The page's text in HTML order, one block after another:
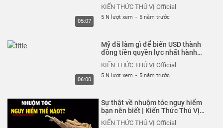
05:45
KIẾN THỨC THÚ VỊ Official
6 N lượt xem - 5 năm trước
05:08
Tại sao cấm lô đề mà tổ chức
chơi xổ số?
KIẾN THỨC THÚ VỊ Official
6 N lượt xem - 5 năm trước
8 Điều để trở thành Chàng trai
chuẩn soái ca
KIẾN THỨC THÚ VỊ Official
05:07
KIẾN THỨC THÚ VỊ Official
5 N lượt xem - 5 năm trước
06:00
Mỹ đã làm gì để biến USD thành
đồng tiền quyền lực nhất hành
tinh?
KIẾN THỨC THÚ VỊ Official
5 N lượt xem - 5 năm trước
Sự thật về nhuộm tóc nguy hiểm
bạn nên biết | Kiến Thức Thú Vị
Official
KIẾN THỨC THÚ VỊ Official